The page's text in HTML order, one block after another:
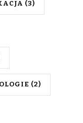
(3)
(2)